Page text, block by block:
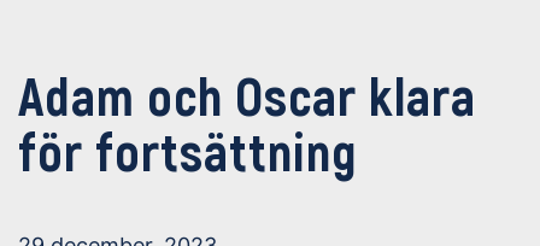
Adam och Oscar klara
för fortsättning